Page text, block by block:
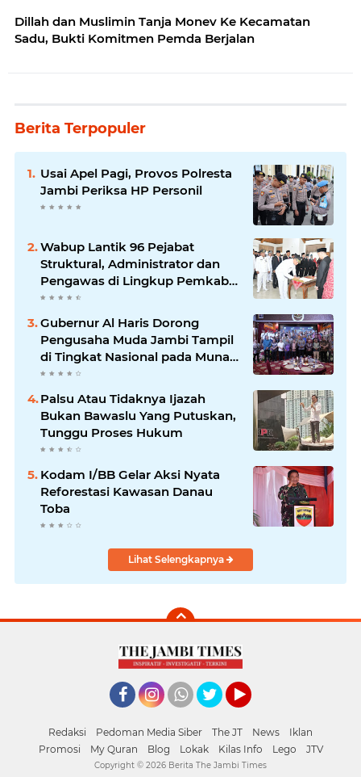
Dillah dan Muslimin Tanja Monev Ke Kecamatan
Sadu, Bukti Komitmen Pemda Berjalan
Berita Terpopuler
Usai Apel Pagi, Provos Polresta
Jambi Periksa HP Personil
Wabup Lantik 96 Pejabat
Struktural, Administrator dan
Pengawas di Lingkup Pemkab
Tanjabtim
Gubernur Al Haris Dorong
Pengusaha Muda Jambi Tampil
di Tingkat Nasional pada Munas
HIPMI ke-18
Palsu Atau Tidaknya Ijazah
Bukan Bawaslu Yang Putuskan,
Tunggu Proses Hukum
Kodam I/BB Gelar Aksi Nyata
Reforestasi Kawasan Danau
Toba
Lihat Selengkapnya
Redaksi Pedoman Media Siber The JT News
Iklan
Promosi
My Quran Blog Lokak Kilas Info Lego JTV
Copyright © 2026 Berita The Jambi Times